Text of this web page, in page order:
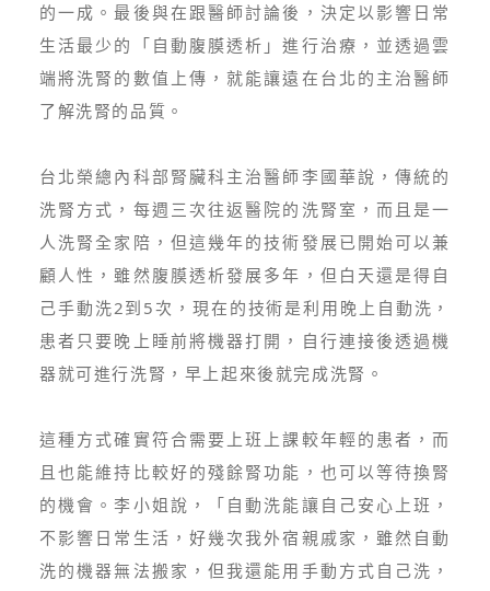
的一成。最後與在跟醫師討論後，決定以影響日常
生活最少的「自動腹膜透析」進行治療，並透過雲
端將洗腎的數值上傳，就能讓遠在台北的主治醫師
了解洗腎的品質。
台北榮總內科部腎臟科主治醫師李國華說，傳統的
洗腎方式，每週三次往返醫院的洗腎室，而且是一
人洗腎全家陪，但這幾年的技術發展已開始可以兼
顧人性，雖然腹膜透析發展多年，但白天還是得自
己手動洗2到5次，現在的技術是利用晚上自動洗，
患者只要晚上睡前將機器打開，自行連接後透過機
器就可進行洗腎，早上起來後就完成洗腎。
這種方式確實符合需要上班上課較年輕的患者，而
且也能維持比較好的殘餘腎功能，也可以等待換腎
的機會。李小姐說，「自動洗能讓自己安心上班，
不影響日常生活，好幾次我外宿親戚家，雖然自動
洗的機器無法搬家，但我還能用手動方式自己洗，